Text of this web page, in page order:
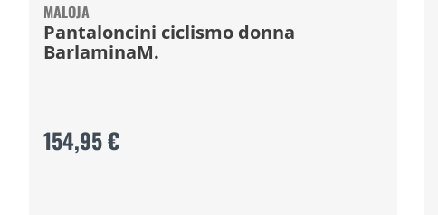
MALOJA
Pantaloncini ciclismo donna
BarlaminaM.
154,95 €